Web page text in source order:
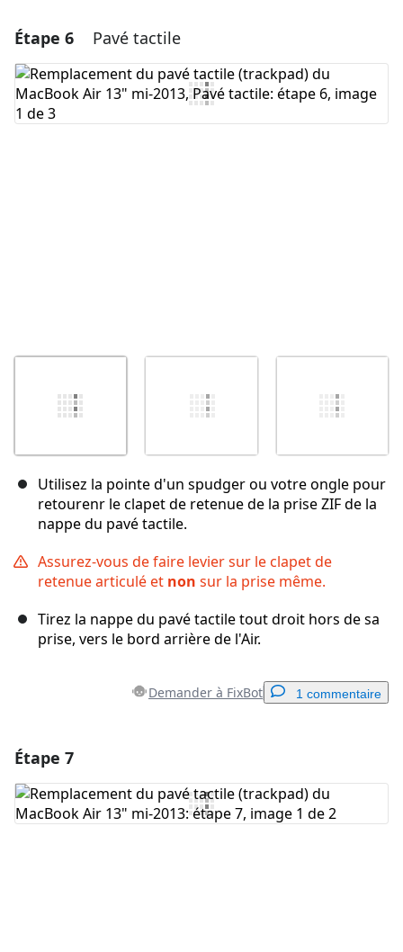
Ajouter un commentaire
Ajouter un commentaire
Étape 6 Pavé tactile
Utilisez la pointe d'un spudger ou votre ongle pour
retourenr le clapet de retenue de la prise ZIF de la
nappe du pavé tactile.
Assurez-vous de faire levier sur le clapet de
retenue articulé et non sur la prise même.
Tirez la nappe du pavé tactile tout droit hors de sa
prise, vers le bord arrière de l'Air.
Demander à FixBot 1 commentaire
Ajouter un commentaire
Étape 7